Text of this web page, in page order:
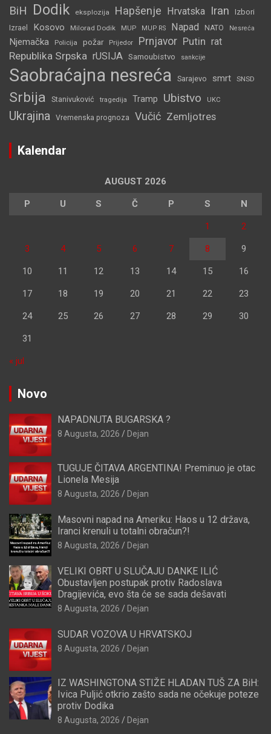
BiH Dodik eksplozija Hapšenje Hrvatska Iran Izbori
Izrael Kosovo Milorad Dodik MUP MUP RS Napad NATO Nesreća
Njemačka Policija požar Prijedor Prnjavor Putin rat
Republika Srpska rUSIJA Samoubistvo sankcije
Saobraćajna nesreća Sarajevo smrt SNSD
Srbija Stanivuković tragedija Tramp Ubistvo UKC
Ukrajina Vremenska prognoza Vučić Zemljotres
Kalendar
AUGUST 2026
P U S Č P S N
1 2
3 4 5 6 7 8 9
10 11 12 13 14 15 16
17 18 19 20 21 22 23
24 25 26 27 28 29 30
31
« jul
Novo
NAPADNUTA BUGARSKA ?
8 Augusta, 2026 Dejan
TUGUJE ČITAVA ARGENTINA! Preminuo je otac
Lionela Mesija
8 Augusta, 2026 Dejan
Masovni napad na Ameriku: Haos u 12 država,
Iranci krenuli u totalni obračun?!
8 Augusta, 2026 Dejan
VELIKI OBRT U SLUČAJU DANKE ILIĆ
Obustavljen postupak protiv Radoslava
Dragijevića, evo šta će se sada dešavati
8 Augusta, 2026 Dejan
SUDAR VOZOVA U HRVATSKOJ
8 Augusta, 2026 Dejan
IZ WASHINGTONA STIŽE HLADAN TUŠ ZA BiH:
Ivica Puljić otkrio zašto sada ne očekuje poteze
protiv Dodika
8 Augusta, 2026 Dejan